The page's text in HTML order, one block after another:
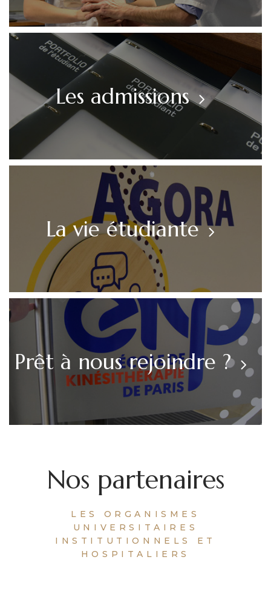
Les admissions
La vie étudiante
Prêt à nous rejoindre ?
Nos partenaires
LES ORGANISMES
UNIVERSITAIRES
INSTITUTIONNELS ET
HOSPITALIERS